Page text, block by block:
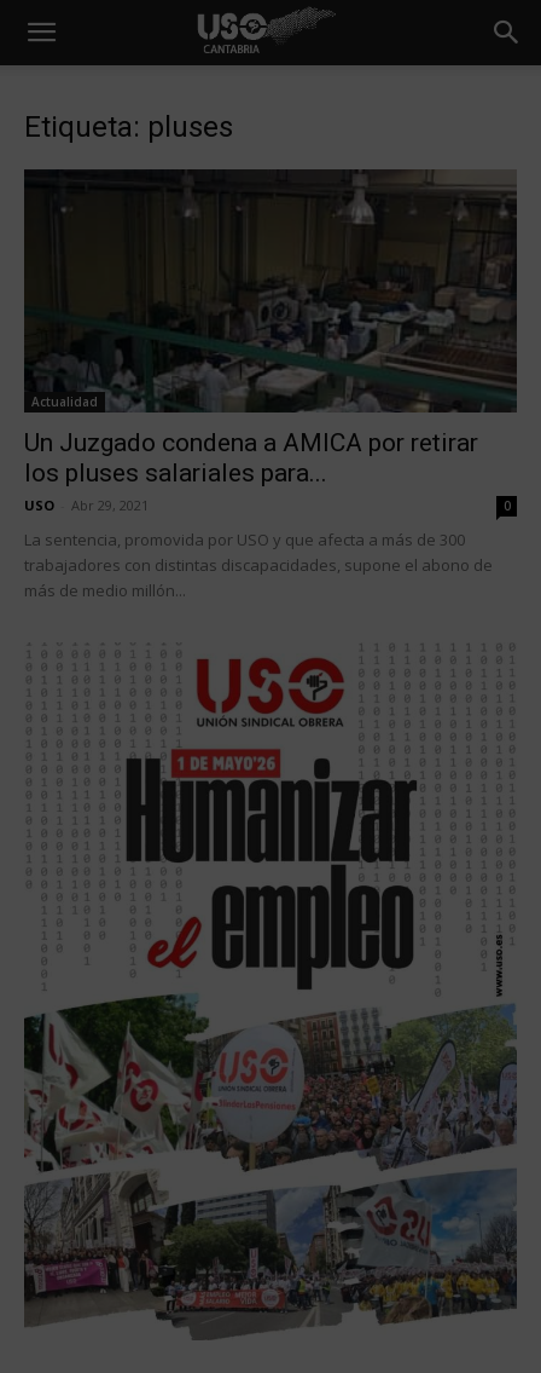
Etiqueta: pluses
Actualidad
Un Juzgado condena a AMICA por retirar
los pluses salariales para...
USO Abr 29, 2021 0
La sentencia, promovida por USO y que afecta a más de 300
trabajadores con distintas discapacidades, supone el abono de
más de medio millón...